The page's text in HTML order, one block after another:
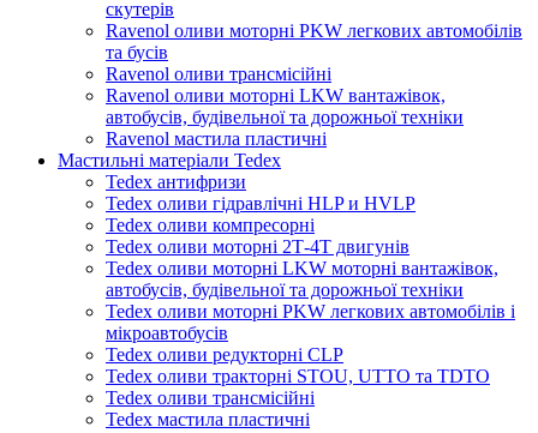
скутерів
Ravenol оливи моторні PKW легкових автомобілів
та бусів
Ravenol оливи трансмісійні
Ravenol оливи моторні LKW вантажівок,
автобусів, будівельної та дорожньої техніки
Ravenol мастила пластичні
Мастильні матеріали Tedex
Tedex антифризи
Tedex оливи гідравлічні HLP и HVLP
Tedex оливи компресорні
Tedex оливи моторні 2Т-4Т двигунів
Tedex оливи моторні LKW моторні вантажівок,
автобусів, будівельної та дорожньої техніки
Tedex оливи моторні PKW легкових автомобілів і
мікроавтобусів
Tedex оливи редукторні CLP
Tedex оливи тракторні STOU, UTTO та TDTO
Tedex оливи трансмісійні
Tedex мастила пластичні